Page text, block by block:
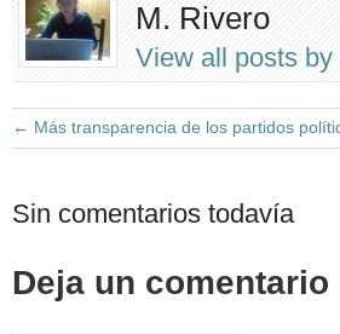
M. Rivero
View all posts
← Más transparencia de los partidos
Sin comentarios todavía
Deja un comentario